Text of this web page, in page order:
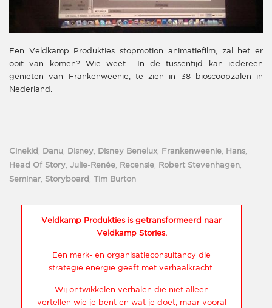
Een Veldkamp Produkties stopmotion animatiefilm, zal het er
ooit van komen? Wie weet… In de tussentijd kan iedereen
genieten van Frankenweenie, te zien in 38 bioscoopzalen in
Nederland.
Cinekid , Danu , Disney, Disney Benelux, Frankenweenie, Hans,
Head Of Story, Julie-Renée, Recensie, Robert Stevenhagen,
Seminar, Storyboard , Tim Burton
Veldkamp Produkties is getransformeerd naar
Veldkamp Stories.
Een merk- en organisatieconsultancy die
strategie energie geeft met verhaalkracht.
Wij ontwikkelen verhalen die niet alleen
vertellen wie je bent en wat je doet, maar vooral